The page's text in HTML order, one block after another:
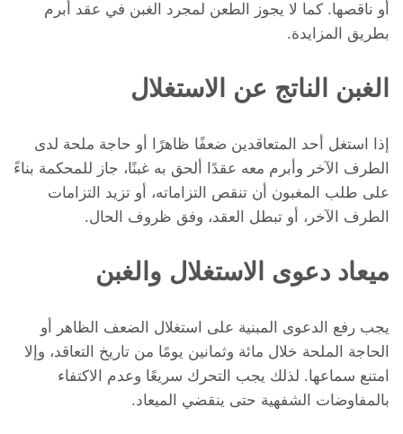
أو ناقصها. كما لا يجوز الطعن لمجرد الغبن في عقد أُبرم
بطريق المزايدة.
الغبن الناتج عن الاستغلال
إذا استغل أحد المتعاقدين ضعفًا ظاهرًا أو حاجة ملحة لدى
الطرف الآخر وأبرم معه عقدًا ألحق به غبنًا، جاز للمحكمة بناءً
على طلب المغبون أن تنقص التزاماته، أو تزيد التزامات
الطرف الآخر، أو تبطل العقد، وفق ظروف الحال.
ميعاد دعوى الاستغلال والغبن
يجب رفع الدعوى المبنية على استغلال الضعف الظاهر أو
الحاجة الملحة خلال مائة وثمانين يومًا من تاريخ التعاقد، وإلا
امتنع سماعها. لذلك يجب التحرك سريعًا وعدم الاكتفاء
بالمفاوضات الشفهية حتى ينقضي الميعاد.